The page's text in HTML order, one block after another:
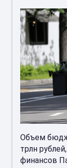
Объем
трлн
финансов